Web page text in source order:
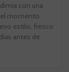
con una
el momento
estilo, fresco
antes de